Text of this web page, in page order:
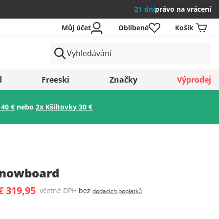
21 dníprávo na vrácení
Uložit
Můj účet Oblíbené Košík
Freeski Značky Výprodej
€ nebo2x Kšiltovky 30 €
319,95 včetně DPH bezdodacích poplatků